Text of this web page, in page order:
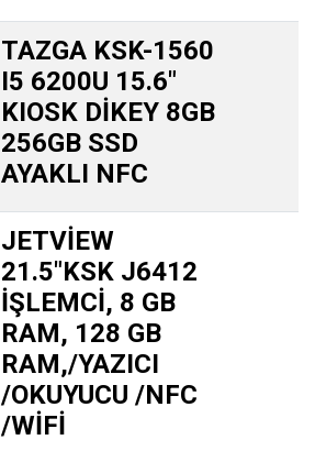
TAZGA KSK-1560
I5 6200U 15.6″
KIOSK DİKEY 8GB
256GB SSD
AYAKLI NFC
JETVİEW
21.5″KSK J6412
İŞLEMCİ, 8 GB
RAM, 128 GB
RAM,/YAZICI
/OKUYUCU /NFC
/WİFİ